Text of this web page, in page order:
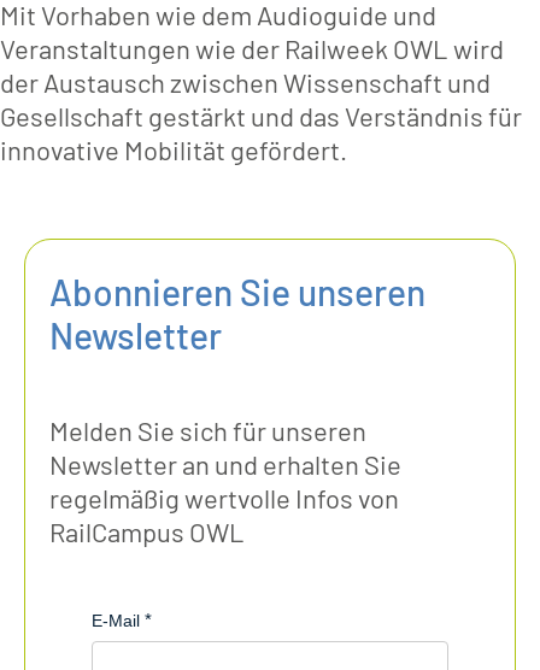
Mit Vorhaben wie dem Audioguide und
Veranstaltungen wie der Railweek OWL wird
der Austausch zwischen Wissenschaft und
Gesellschaft gestärkt und das Verständnis für
innovative Mobilität gefördert.
Abonnieren Sie unseren
Newsletter
Melden Sie sich für unseren
Newsletter an und erhalten Sie
regelmäßig wertvolle Infos von
RailCampus OWL
E-Mail